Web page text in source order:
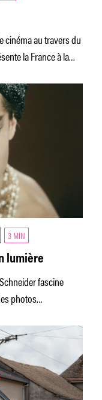
cinéma au travers du
la France à la
3 MIN
lumière
fascine
photos